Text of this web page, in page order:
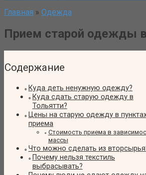
Главная » Одежда
Прием старой одежды
Содержание
Куда деть ненужную одежду?
Куда сдать старую одежду в
Тольятти?
Цены на старую одежду в
приема
Стоимость приема в
массы
Что можно сделать из
Почему нельзя текстиль
выбрасывать?